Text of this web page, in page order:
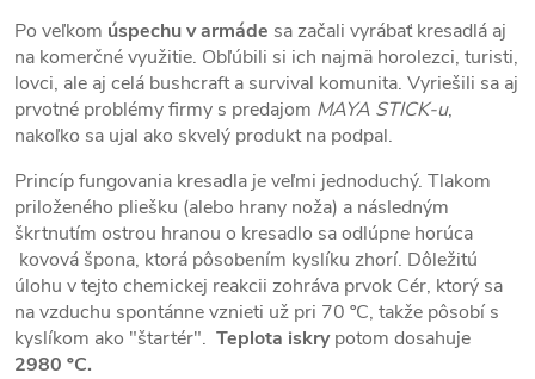
Po veľkom úspechu v armáde sa začali vyrábať kresadlá aj
na komerčné využitie. Obľúbili si ich najmä horolezci, turisti,
lovci, ale aj celá bushcraft a survival komunita. Vyriešili sa aj
prvotné problémy firmy s predajom MAYA STICK-u,
nakoľko sa ujal ako skvelý produkt na podpal.
Princíp fungovania kresadla je veľmi jednoduchý. Tlakom
priloženého pliešku (alebo hrany noža) a následným
škrtnutím ostrou hranou o kresadlo sa odlúpne horúca
kovová špona, ktorá pôsobením kyslíku zhorí. Dôležitú
úlohu v tejto chemickej reakcii zohráva prvok Cér, ktorý sa
na vzduchu spontánne vznieti už pri 70 ºC, takže pôsobí s
kyslíkom ako "štartér". Teplota iskrypotom dosahuje
2980 ºC.